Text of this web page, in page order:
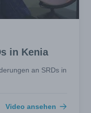
in Kenia
an SRDs in
Video ansehen